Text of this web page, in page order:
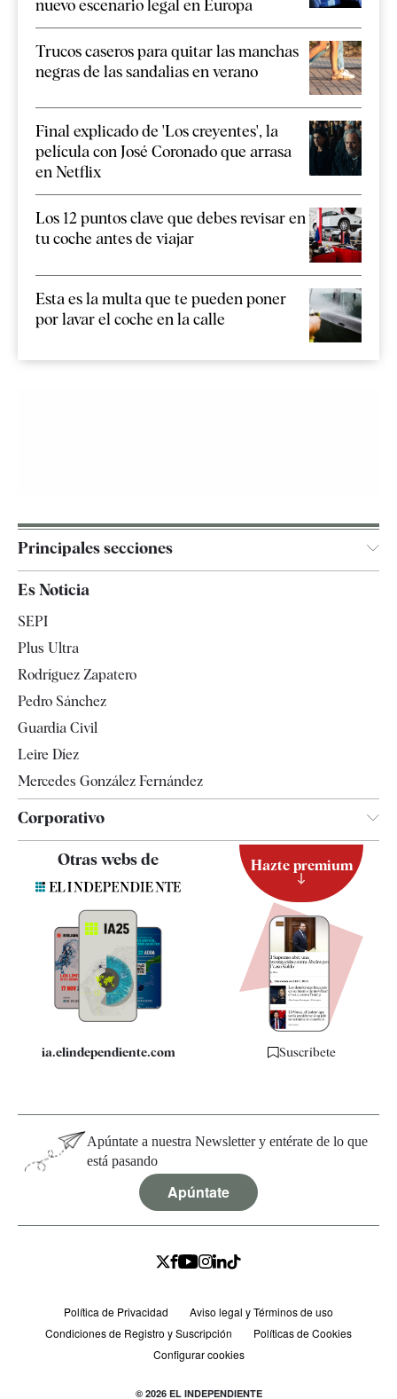
nuevo escenario legal en Europa
Trucos caseros para quitar las manchas
negras de las sandalias en verano
Final explicado de 'Los creyentes', la
película con José Coronado que arrasa
en Netflix
Los 12 puntos clave que debes revisar en
tu coche antes de viajar
Esta es la multa que te pueden poner
por lavar el coche en la calle
Principales secciones
España
Televisión
Es Noticia
SEPI
Plus Ultra
Rodríguez Zapatero
Pedro Sánchez
Guardia Civil
Leire Díez
Mercedes González Fernández
Corporativo
Contacto
Quiénes somos
Especificaciones
Otras webs de
ia.elindependiente.com
Hazte premium
Suscríbete
Apúntate a nuestra Newsletter y entérate de lo que
está pasando
Apúntate
Política de Privacidad
Aviso legal y Términos de uso
Condiciones de Registro y Suscripción
Políticas de Cookies
Configurar cookies
© 2026 EL INDEPENDIENTE